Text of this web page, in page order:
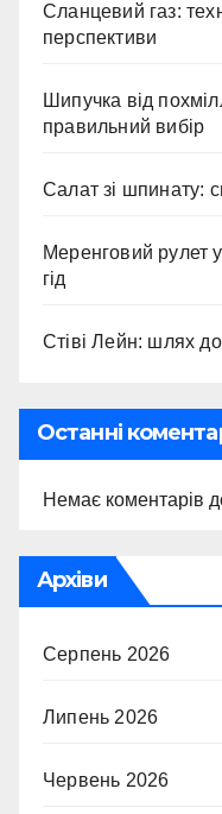
Сланцевий газ:
перспективи
Шипучка від
правильний вибір
Салат зі шпинату:
Меренговий рулет
гід
Стіві Лейн: шлях
Останні
Немає коментарів
Архіви
Серпень 2026
Липень 2026
Червень 2026